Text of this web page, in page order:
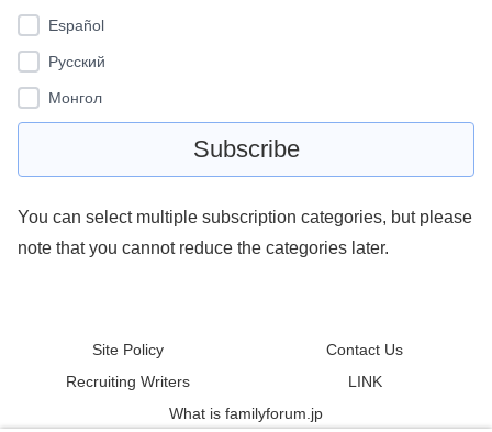
Español
Pусский
Монгол
You can select multiple subscription categories, but please
note that you cannot reduce the categories later.
Site Policy
Contact Us
Recruiting Writers
LINK
What is familyforum.jp